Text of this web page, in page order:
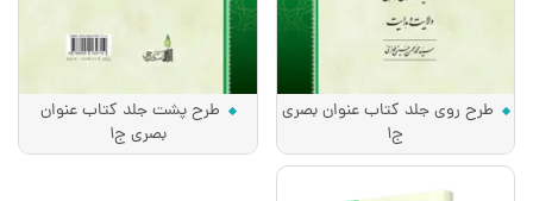
طرح روی جلد کتاب عنوان بصری
ج1
طرح پشت جلد کتاب عنوان
بصری ج1